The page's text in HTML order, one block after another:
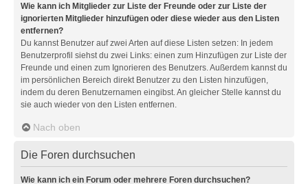
Wie kann ich Mitglieder zur Liste der Freunde oder zur Liste der
ignorierten Mitglieder hinzufügen oder diese wieder aus den Listen
entfernen?
Du kannst Benutzer auf zwei Arten auf diese Listen setzen: In jedem
Benutzerprofil siehst du zwei Links: einen zum Hinzufügen zur Liste der
Freunde und einen zum Ignorieren des Benutzers. Außerdem kannst du
im persönlichen Bereich direkt Benutzer zu den Listen hinzufügen,
indem du deren Benutzernamen eingibst. An gleicher Stelle kannst du
sie auch wieder von den Listen entfernen.
Nach oben
Die Foren durchsuchen
Wie kann ich ein Forum oder mehrere Foren durchsuchen?